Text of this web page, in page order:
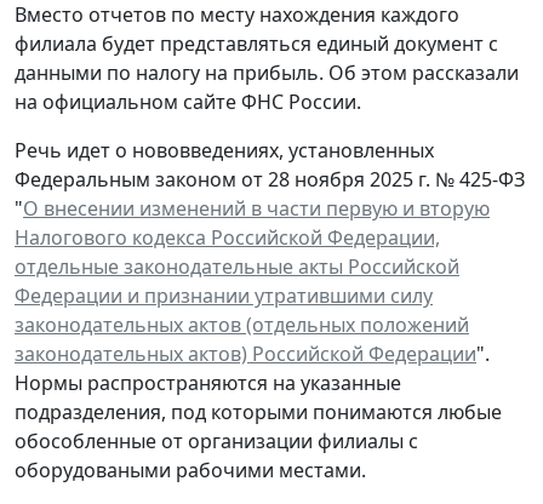
Вместо отчетов по месту нахождения каждого
филиала будет представляться единый документ с
данными по налогу на прибыль. Об этом рассказали
на официальном сайте ФНС России.
Речь идет о нововведениях, установленных
Федеральным законом от 28 ноября 2025 г. № 425-ФЗ
"О внесении изменений в части первую и вторую
Налогового кодекса Российской Федерации,
отдельные законодательные акты Российской
Федерации и признании утратившими силу
законодательных актов (отдельных положений
законодательных актов) Российской Федерации".
Нормы распространяются на указанные
подразделения, под которыми понимаются любые
обособленные от организации филиалы с
оборудоваными рабочими местами.